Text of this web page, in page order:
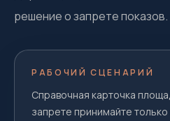
решение о запрете показов.
РАБОЧИЙ СЦЕНАРИЙ
Справочная карточка
запрете принимайте